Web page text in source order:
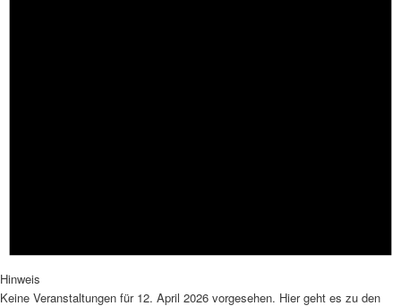
Hinweis
Keine Veranstaltungen für 12. April 2026 vorgesehen. Hier geht es zu den